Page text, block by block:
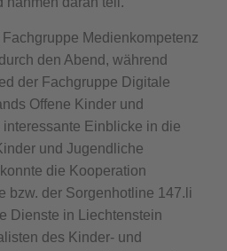
Medienkompetenz
den Abend, während
der Fachgruppe Digitale
Offene Kinder und
Einblicke in die
und Jugendliche
die Kooperation
bzw. der Sorgenhotline 147.li
Dienste in Liechtenstein
des Kinder- und